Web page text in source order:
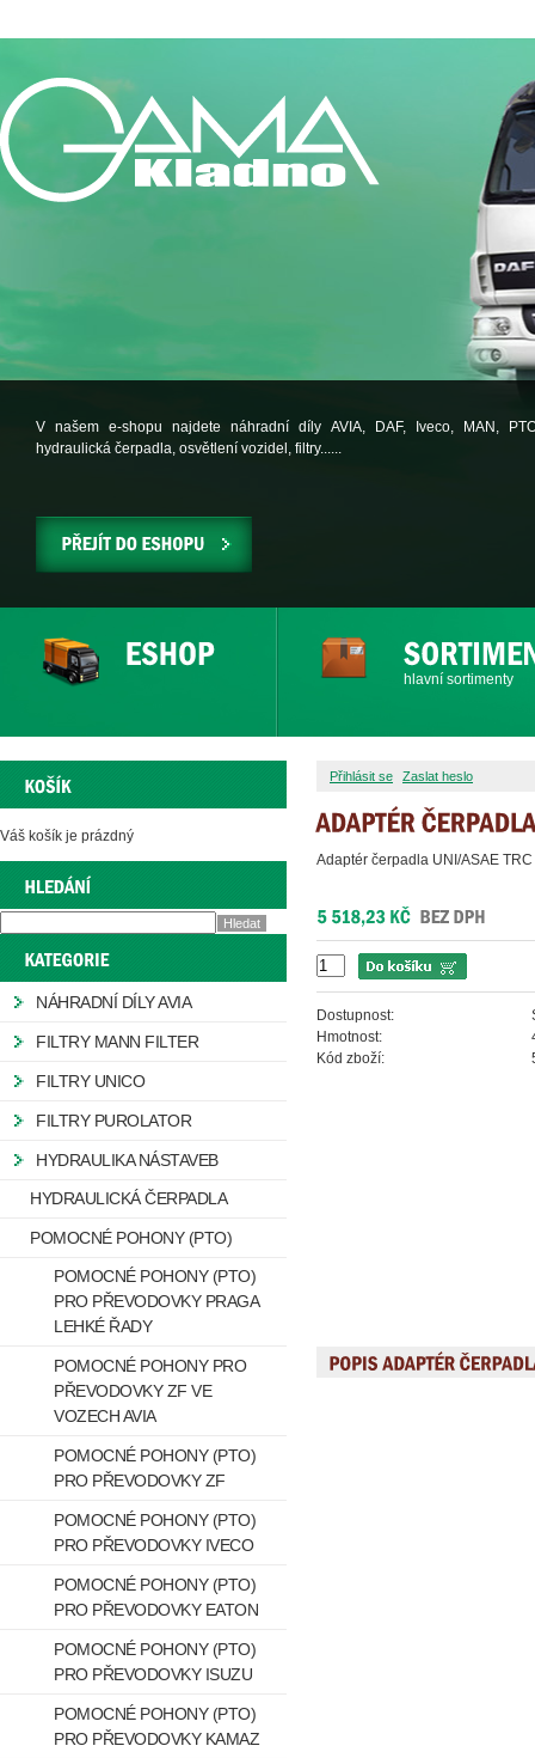
V našem e-shopu najdete náhradní díly AVIA, DAF, Iveco, MAN,
hydraulická čerpadla, osvětlení vozidel, filtry......
hlavní sortimenty
Přihlásit se Zaslat heslo
Adaptér čerpadla UNI/ASAE
Dostupnost:
Hmotnost:
Kód zboží:
Váš košík je prázdný
NÁHRADNÍ DÍLY AVIA
FILTRY MANN FILTER
FILTRY UNICO
FILTRY PUROLATOR
HYDRAULIKA NÁSTAVEB
HYDRAULICKÁ ČERPADLA
POMOCNÉ POHONY (PTO)
POMOCNÉ POHONY (PTO)
PRO PŘEVODOVKY PRAGA
LEHKÉ ŘADY
POMOCNÉ POHONY PRO
PŘEVODOVKY ZF VE
VOZECH AVIA
POMOCNÉ POHONY (PTO)
PRO PŘEVODOVKY ZF
POMOCNÉ POHONY (PTO)
PRO PŘEVODOVKY IVECO
POMOCNÉ POHONY (PTO)
PRO PŘEVODOVKY EATON
POMOCNÉ POHONY (PTO)
PRO PŘEVODOVKY ISUZU
POMOCNÉ POHONY (PTO)
PRO PŘEVODOVKY KAMAZ